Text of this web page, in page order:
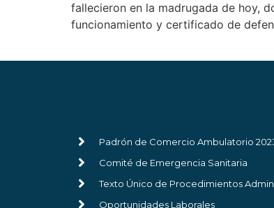
fallecieron en la madrugada de hoy,
funcionamiento y certificado de
Padrón de Comercio Ambulatorio
Comité de Emergencia Sanitaria
Texto Único de Procedimientos
Oportunidades Laborales